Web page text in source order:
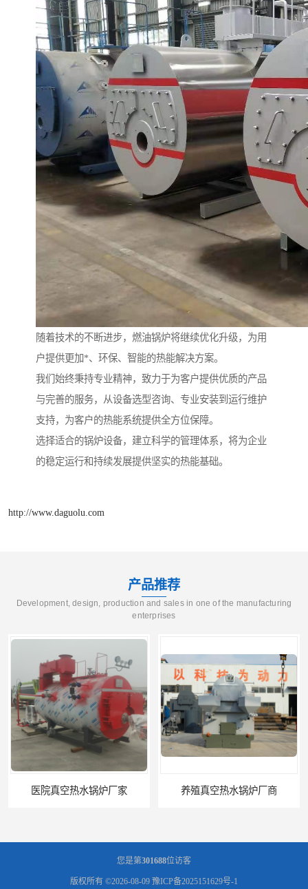
随着技术的不断进步，燃油锅炉将继续优化升级，为用
户提供更加*、环保、智能的热能解决方案。
我们始终秉持专业精神，致力于为客户提供优质的产品
与完善的服务，从设备选型咨询、专业安装到运行维护
支持，为客户的热能系统提供全方位保障。
选择适合的锅炉设备，建立科学的管理体系，将为企业
的稳定运行和持续发展提供坚实的热能基础。
http://www.daguolu.com
产品推荐
Development, design, production and sales in one of the manufacturing
enterprises
养殖真空热水锅炉厂商 天然气真空炉厂家
您是第301688位访客
版权所有 ©2026-08-09 豫ICP备2025151629号-1